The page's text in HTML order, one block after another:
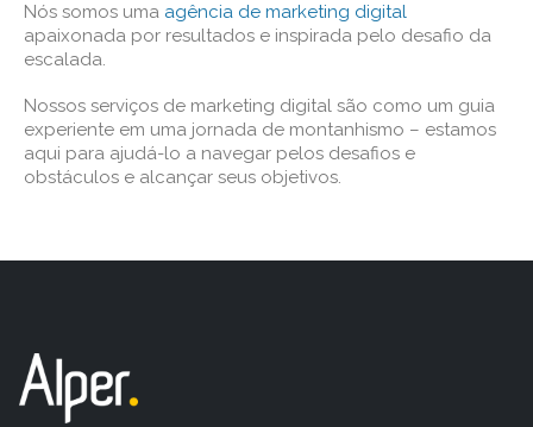
Nós somos uma agência de marketing digital
apaixonada por resultados e inspirada pelo desafio da
escalada.
Nossos serviços de marketing digital são como um guia
experiente em uma jornada de montanhismo – estamos
aqui para ajudá-lo a navegar pelos desafios e
obstáculos e alcançar seus objetivos.